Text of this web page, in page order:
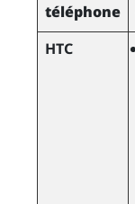
téléphone
HTC